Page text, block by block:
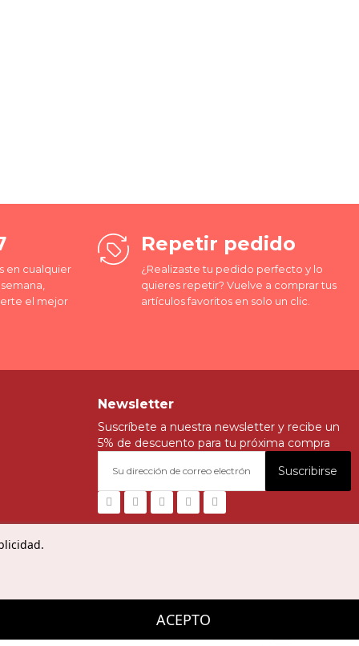
ACEPTO
en cualquier
el mejor
Repetir pedido
¿Realizaste tu pedido perfecto y lo
quieres repetir? Vuelve a comprar tus
artículos favoritos en solo un clic.
Newsletter
Suscríbete a nuestra newsletter y recibe un
5% de descuento para tu próxima compra
Suscribirse